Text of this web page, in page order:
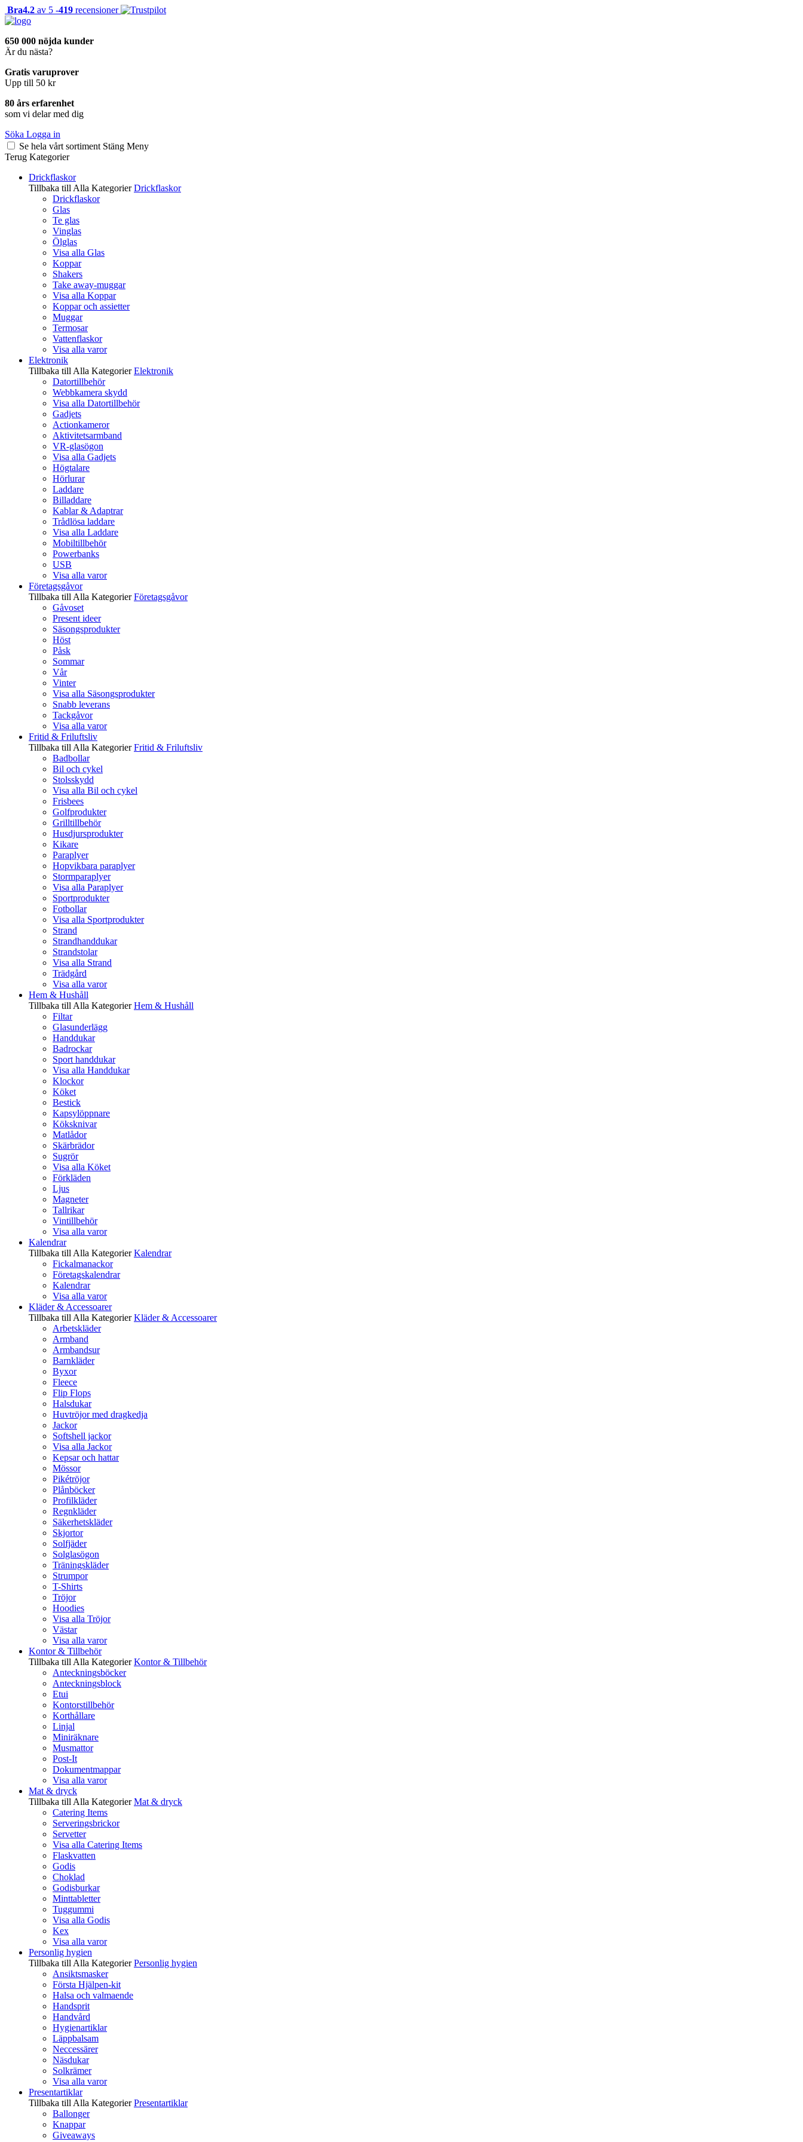
Bra4.2 av 5 -419 recensioner
650 000 nöjda kunder
Är du nästa?
Gratis varuprover
Upp till 50 kr
80 års erfarenhet
som vi delar med dig
Söka Logga in
Se hela vårt sortiment Stäng Meny
Terug Kategorier
Drickflaskor
Tillbaka till Alla Kategorier Drickflaskor
Drickflaskor
Glas
Te glas
Vinglas
Ölglas
Visa alla Glas
Koppar
Shakers
Take away-muggar
Visa alla Koppar
Koppar och assietter
Muggar
Termosar
Vattenflaskor
Visa alla varor
Elektronik
Tillbaka till Alla Kategorier Elektronik
Datortillbehör
Webbkamera skydd
Visa alla Datortillbehör
Gadjets
Actionkameror
Aktivitetsarmband
VR-glasögon
Visa alla Gadjets
Högtalare
Hörlurar
Laddare
Billaddare
Kablar & Adaptrar
Trådlösa laddare
Visa alla Laddare
Mobiltillbehör
Powerbanks
USB
Visa alla varor
Företagsgåvor
Tillbaka till Alla Kategorier Företagsgåvor
Gåvoset
Present ideer
Säsongsprodukter
Höst
Påsk
Sommar
Vår
Vinter
Visa alla Säsongsprodukter
Snabb leverans
Tackgåvor
Visa alla varor
Fritid & Friluftsliv
Tillbaka till Alla Kategorier Fritid & Friluftsliv
Badbollar
Bil och cykel
Stolsskydd
Visa alla Bil och cykel
Frisbees
Golfprodukter
Grilltillbehör
Husdjursprodukter
Kikare
Paraplyer
Hopvikbara paraplyer
Stormparaplyer
Visa alla Paraplyer
Sportprodukter
Fotbollar
Visa alla Sportprodukter
Strand
Strandhanddukar
Strandstolar
Visa alla Strand
Trädgård
Visa alla varor
Hem & Hushåll
Tillbaka till Alla Kategorier Hem & Hushåll
Filtar
Glasunderlägg
Handdukar
Badrockar
Sport handdukar
Visa alla Handdukar
Klockor
Köket
Bestick
Kapsylöppnare
Köksknivar
Matlådor
Skärbrädor
Sugrör
Visa alla Köket
Förkläden
Ljus
Magneter
Tallrikar
Vintillbehör
Visa alla varor
Kalendrar
Tillbaka till Alla Kategorier Kalendrar
Fickalmanackor
Företagskalendrar
Kalendrar
Visa alla varor
Kläder & Accessoarer
Tillbaka till Alla Kategorier Kläder & Accessoarer
Arbetskläder
Armband
Armbandsur
Barnkläder
Byxor
Fleece
Flip Flops
Halsdukar
Huvtröjor med dragkedja
Jackor
Softshell jackor
Visa alla Jackor
Kepsar och hattar
Mössor
Pikétröjor
Plånböcker
Profilkläder
Regnkläder
Säkerhetskläder
Skjortor
Solfjäder
Solglasögon
Träningskläder
Strumpor
T-Shirts
Tröjor
Hoodies
Visa alla Tröjor
Västar
Visa alla varor
Kontor & Tillbehör
Tillbaka till Alla Kategorier Kontor & Tillbehör
Anteckningsböcker
Anteckningsblock
Etui
Kontorstillbehör
Korthållare
Linjal
Miniräknare
Musmattor
Post-It
Dokumentmappar
Visa alla varor
Mat & dryck
Tillbaka till Alla Kategorier Mat & dryck
Catering Items
Serveringsbrickor
Servetter
Visa alla Catering Items
Flaskvatten
Godis
Choklad
Godisburkar
Minttabletter
Tuggummi
Visa alla Godis
Kex
Visa alla varor
Personlig hygien
Tillbaka till Alla Kategorier Personlig hygien
Ansiktsmasker
Första Hjälpen-kit
Halsa och valmaende
Handsprit
Handvård
Hygienartiklar
Läppbalsam
Neccessärer
Näsdukar
Solkrämer
Visa alla varor
Presentartiklar
Tillbaka till Alla Kategorier Presentartiklar
Ballonger
Knappar
Giveaways